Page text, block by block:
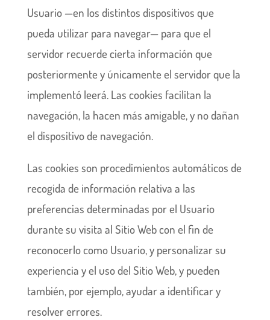
Usuario —en los distintos dispositivos que
pueda utilizar para navegar— para que el
servidor recuerde cierta información que
posteriormente y únicamente el servidor que la
implementó leerá. Las cookies facilitan la
navegación, la hacen más amigable, y no dañan
el dispositivo de navegación.
Las cookies son procedimientos automáticos de
recogida de información relativa a las
preferencias determinadas por el Usuario
durante su visita al Sitio Web con el fin de
reconocerlo como Usuario, y personalizar su
experiencia y el uso del Sitio Web, y pueden
también, por ejemplo, ayudar a identificar y
resolver errores.